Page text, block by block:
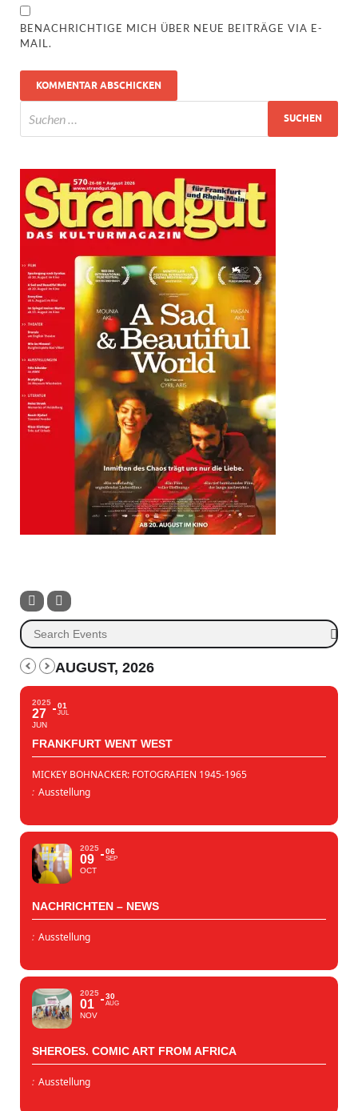
BENACHRICHTIGE MICH ÜBER NEUE BEITRÄGE VIA E-
MAIL.
AUGUST, 2026
2025
27
JUN
01
JUL
FRANKFURT WENT WEST
MICKEY BOHNACKER: FOTOGRAFIEN 1945-1965
: Ausstellung
2025
09
OCT
06
SEP
NACHRICHTEN – NEWS
: Ausstellung
2025
01
NOV
30
AUG
SHEROES. COMIC ART FROM AFRICA
: Ausstellung